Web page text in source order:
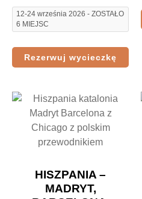
12-24 września 2026 - ZOSTAŁO
6 MIEJSC
Rezerwuj wycieczkę
HISZPANIA –
MADRYT,